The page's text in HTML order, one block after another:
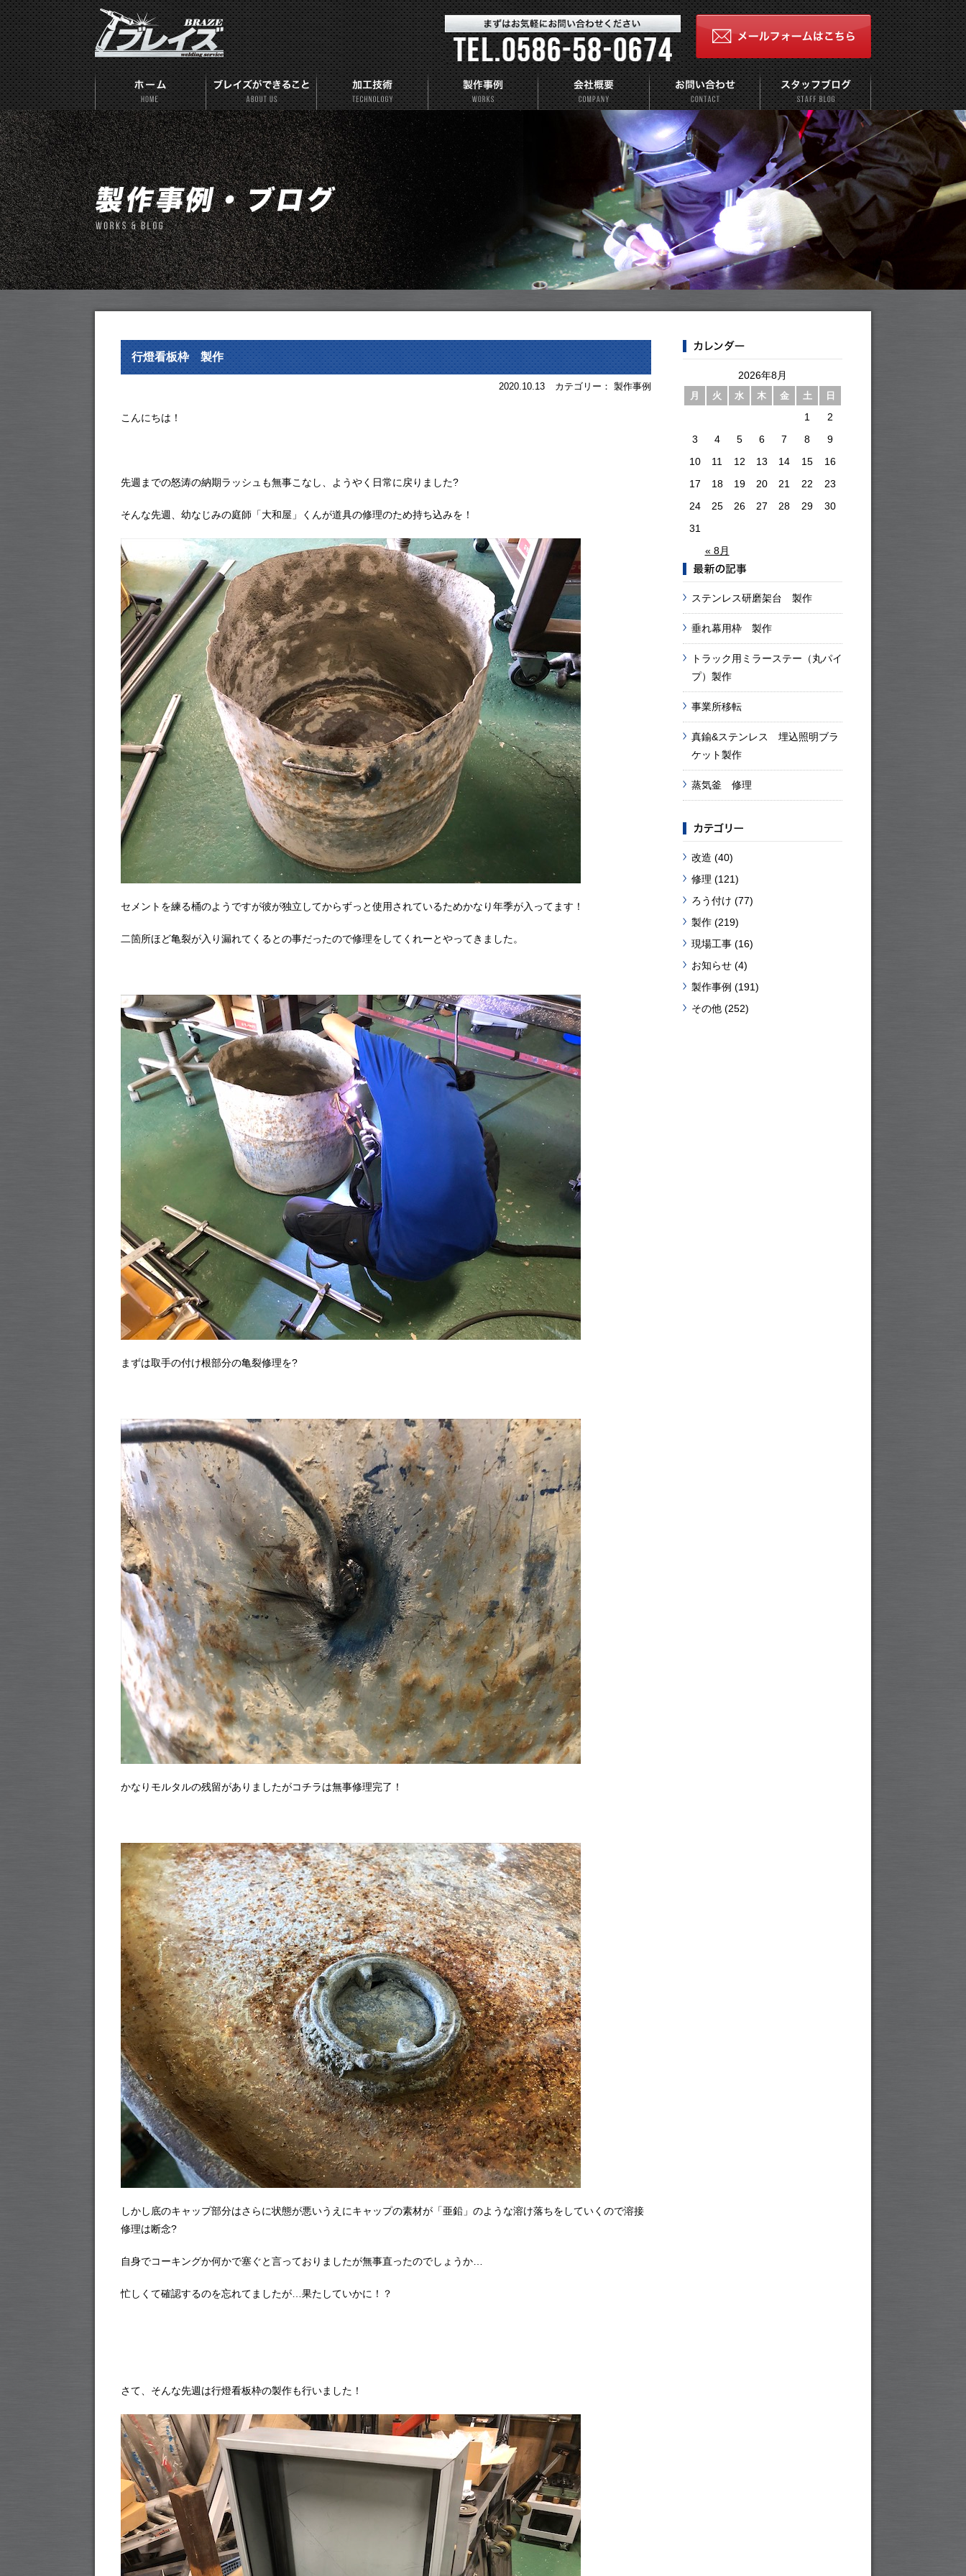
行燈看板枠 製作
2020.10.13 カテゴリー： 製作事例
こんにちは！
先週までの怒涛の納期ラッシュも無事こなし、ようやく日常に戻りました?
そんな先週、幼なじみの庭師「大和屋」くんが道具の修理のため持ち込みを！
セメントを練る桶のようですが彼が独立してからずっと使用されているためかなり年季が入ってます！
二箇所ほど亀裂が入り漏れてくるとの事だったので修理をしてくれーとやってきました。
まずは取手の付け根部分の亀裂修理を?
かなりモルタルの残留がありましたがコチラは無事修理完了！
しかし底のキャップ部分はさらに状態が悪いうえにキャップの素材が「亜鉛」のような溶け落ちをしていくので溶接
修理は断念?
自身でコーキングか何かで塞ぐと言っておりましたが無事直ったのでしょうか…
忙しくて確認するのを忘れてましたが…果たしていかに！？
さて、そんな先週は行燈看板枠の製作も行いました！
2026年8月
月 火 水 木 金 土 日
« 8月
1
2
3
4 5 6 7 8
9
10
11 12 13 14 15
16
17
18 19 20 21 22
23
24
25 26 27 28 29
30
31
ステンレス研磨架台 製作
垂れ幕用枠 製作
トラック用ミラーステー（丸パイ
プ）製作
事業所移転
真鍮&ステンレス 埋込照明ブラ
ケット製作
蒸気釜 修理
改造 (40)
修理 (121)
ろう付け (77)
製作 (219)
現場工事 (16)
お知らせ (4)
製作事例 (191)
その他 (252)